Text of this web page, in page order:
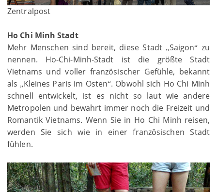
Zentralpost
Ho Chi Minh Stadt
Mehr Menschen sind bereit, diese Stadt „Saigon“ zu
nennen. Ho-Chi-Minh-Stadt ist die größte Stadt
Vietnams und voller französischer Gefühle, bekannt
als „Kleines Paris im Osten“. Obwohl sich Ho Chi Minh
schnell entwickelt, ist es nicht so laut wie andere
Metropolen und bewahrt immer noch die Freizeit und
Romantik Vietnams. Wenn Sie in Ho Chi Minh reisen,
werden Sie sich wie in einer französischen Stadt
fühlen.